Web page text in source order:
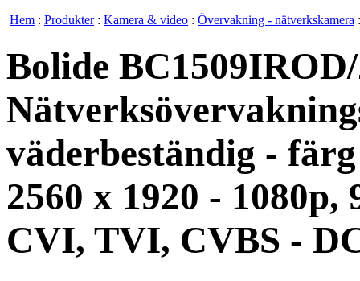
Hem : Produkter: Kamera & video : Övervakning - nätverkskamera
Bolide
väderbeständig -
2560 x 1920 -
CVI, TVI, CVBS -